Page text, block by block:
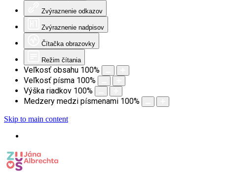
Zvýraznenie odkazov
Zvýraznenie nadpisov
Čítačka obrazovky
Režim čítania
Veľkosť obsahu 100%
Veľkosť písma 100%
Výška riadkov 100%
Medzery medzi písmenami 100%
Skip to main content